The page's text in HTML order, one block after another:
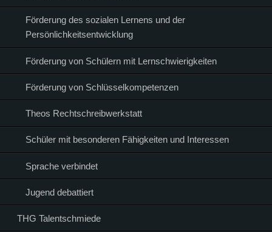
Förderung des sozialen Lernens und der
Persönlichkeitsentwicklung
Förderung von Schülern mit Lernschwierigkeiten
Förderung von Schlüsselkompetenzen
Theos Rechtschreibwerkstatt
Schüler mit besonderen Fähigkeiten und Interessen
Sprache verbindet
Jugend debattiert
THG Talentschmiede